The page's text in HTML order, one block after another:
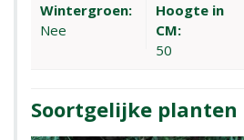
Wintergroen:
Nee
Hoogte in
CM:
50
Soortgelijke planten